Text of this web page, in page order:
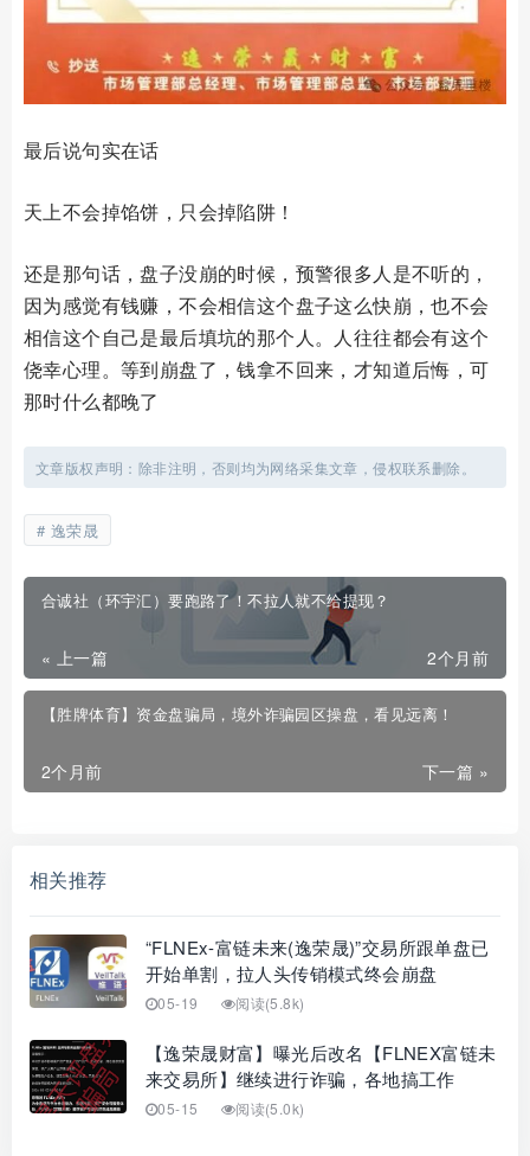
最后说句实在话
天上不会掉馅饼，只会掉陷阱！
还是那句话，盘子没崩的时候，预警很多人是不听的，
因为感觉有钱赚，不会相信这个盘子这么快崩，也不会
相信这个自己是最后填坑的那个人。人往往都会有这个
侥幸心理。等到崩盘了，钱拿不回来，才知道后悔，可
那时什么都晚了
文章版权声明：除非注明，否则均为网络采集文章，侵权联系删除。
逸荣晟
合诚社（环宇汇）要跑路了！不拉人就不给提现？
« 上一篇 2个月前
【胜牌体育】资金盘骗局，境外诈骗园区操盘，看见远离！
下一篇 »
2个月前
相关推荐
“FLNEx-富链未来(逸荣晟)”交易所跟单盘已
开始单割，拉人头传销模式终会崩盘
05-19 阅读(5.8k)
【逸荣晟财富】曝光后改名【FLNEX富链未
来交易所】继续进行诈骗，各地搞工作
05-15 阅读(5.0k)